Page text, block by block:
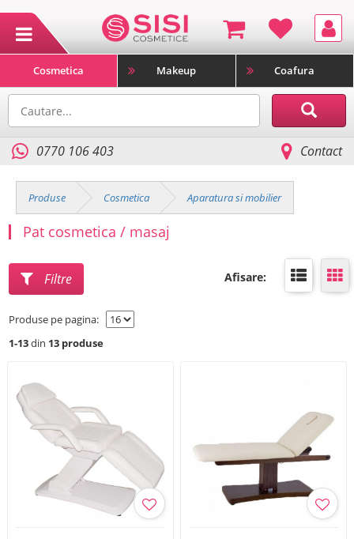
Cosmetica Makeup Coafura
0770 106 403 Contact
Produse Cosmetica Aparatura si mobilier
Pat cosmetica / masaj
Filtre Afisare:
Produse pe pagina:
1-13din 13 produse